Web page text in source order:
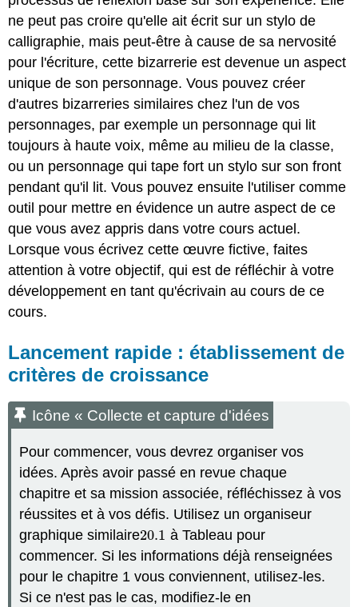
ne peut pas croire qu'elle ait écrit sur un stylo de
calligraphie, mais peut-être à cause de sa nervosité
pour l'écriture, cette bizarrerie est devenue un aspect
unique de son personnage. Vous pouvez créer
d'autres bizarreries similaires chez l'un de vos
personnages, par exemple un personnage qui lit
toujours à haute voix, même au milieu de la classe,
ou un personnage qui tape fort un stylo sur son front
pendant qu'il lit. Vous pouvez ensuite l'utiliser comme
outil pour mettre en évidence un autre aspect de ce
que vous avez appris dans votre cours actuel.
Lorsque vous écrivez cette œuvre fictive, faites
attention à votre objectif, qui est de réfléchir à votre
développement en tant qu'écrivain au cours de ce
cours.
Lancement rapide : établissement de
critères de croissance
Icône « Collecte et capture d'idées
Pour commencer, vous devrez organiser vos
idées. Après avoir passé en revue chaque
chapitre et sa mission associée, réfléchissez à vos
réussites et à vos défis. Utilisez un organiseur
graphique similaire20.1
20.1 à Tableau pour
commencer. Si les informations déjà renseignées
pour le chapitre 1 vous conviennent, utilisez-les.
Si ce n'est pas le cas, modifiez-le en